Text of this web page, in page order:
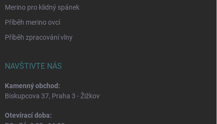
Merino pro klidný spánek
Příběh merino ovcí
Příběh zpracování vlny
NAVŠTIVTE NÁS
Kamenný obchod:
Biskupcova 37, Praha 3 - Žižkov
Otevírací doba: